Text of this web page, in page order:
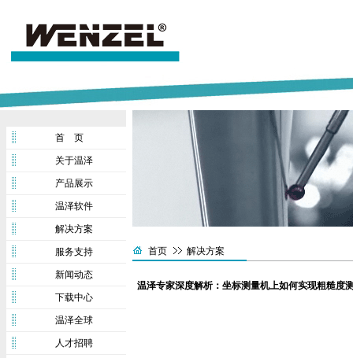
首 页
关于温泽
产品展示
温泽软件
解决方案
服务支持
新闻动态
下载中心
温泽全球
人才招聘
首页 解决方案
温泽专家深度解析：坐标测量机上如何实现粗糙度